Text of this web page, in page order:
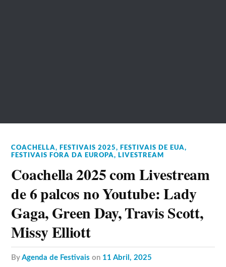
COACHELLA,FESTIVAIS 2025,FESTIVAIS DE EUA,
FESTIVAIS FORA DA EUROPA,LIVESTREAM
Coachella 2025 com Livestream
de 6 palcos no Youtube: Lady
Gaga, Green Day, Travis Scott,
Missy Elliott
byAgenda de Festivais on 11 Abril, 2025